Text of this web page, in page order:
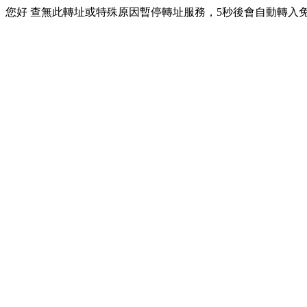
您好 查無此轉址或特殊原因暫停轉址服務，5秒後會自動轉入